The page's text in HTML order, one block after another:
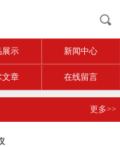
展示 新闻中心
文章 在线留言
更多>>